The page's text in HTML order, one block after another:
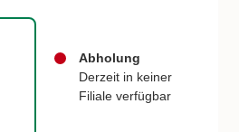
Abholung
Derzeit in keiner
Filiale verfügbar